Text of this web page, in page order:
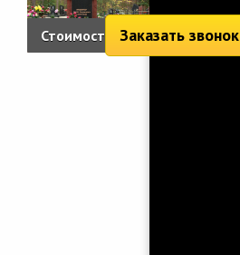
Стоимость: 35 357 руб.
Заказать звонок